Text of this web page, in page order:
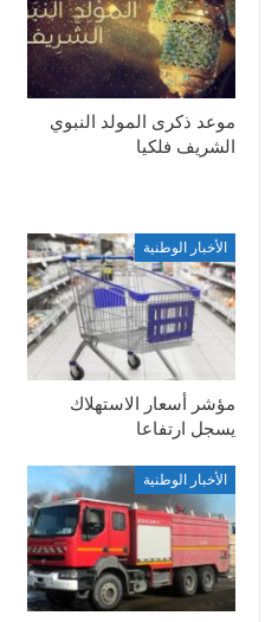
موعد ذكرى المولد النبوي
الشريف فلكيا
الأخبار الوطنية
مؤشر أسعار الاستهلاك
يسجل ارتفاعا
الأخبار الوطنية